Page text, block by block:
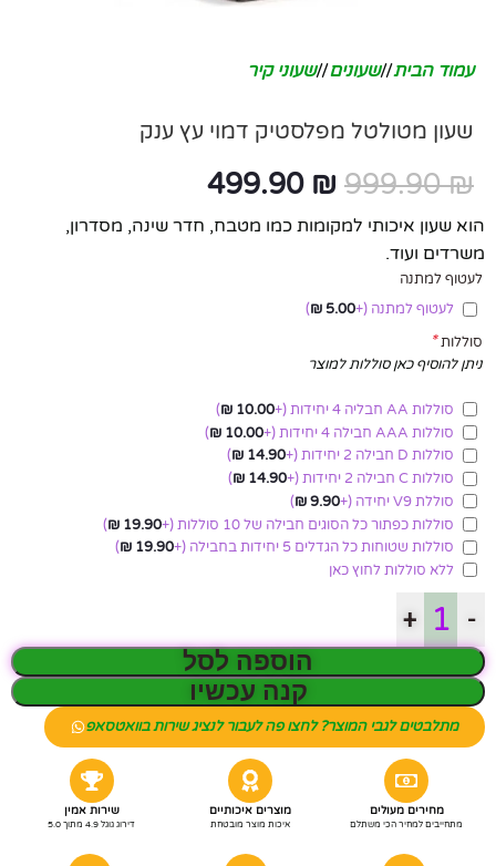
עמוד הבית/ שעונים/ שעוני קיר
שעון מטולטל מפלסטיק דמוי עץ ענק
999.90₪
499.90 ₪
הוא שעון איכותי למקומות כמו מטבח, חדר שינה, מסדרון,
משרדים ועוד.
לעטוף למתנה
לעטוף למתנה (+
5.00
₪
)
סוללות*
ניתן להוסיף כאן סוללות למוצר
סוללות AA חבליה 4 יחידות (+
10.00
₪
)
סוללות AAA חבילה 4 יחידות
(+
10.00
₪
)
סוללות D חבילה 2 יחידות
(+
14.90
₪
)
סוללות C חבילה 2 יחידות
(+
14.90
₪
)
סוללת V9 יחידה
(+
9.90
₪
)
סוללות כפתור כל הסוגים חבילה של 10 סוללות
(+
19.90
₪
)
סוללות שטוחות כל הגדלים 5 יחידות בחבילה
(+
19.90
₪
)
ללא סוללות לחוץ כאן
-
+
הוספה לסל
קנה עכשיו
מתלבטים לגבי המוצר? לחצו פה לעבור לנציג שירות בוואטסאפ
מחירים מעולים
מתחייבים למחיר הכי משתלם
מוצרים איכותיים
איכות מוצר מובטחת
שירות אמין
דירוג גוגל 4.9 מתוך 5.0